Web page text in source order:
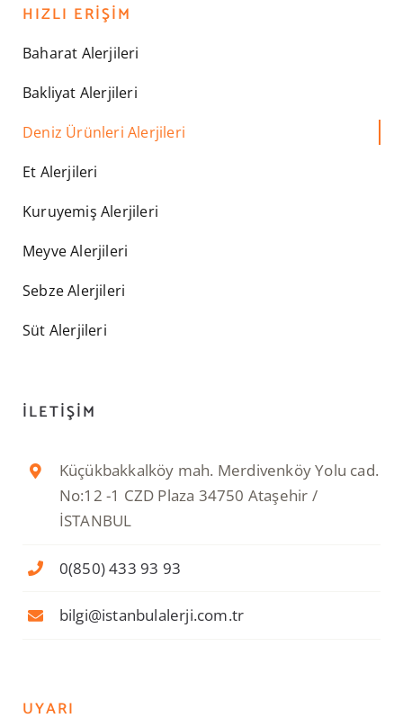
HIZLI ERIŞIM
Baharat Alerjileri
Bakliyat Alerjileri
Deniz Ürünleri Alerjileri
Et Alerjileri
Kuruyemiş Alerjileri
Meyve Alerjileri
Sebze Alerjileri
Süt Alerjileri
İLETIŞIM
Küçükbakkalköy mah. Merdivenköy Yolu cad.
No:12 -1 CZD Plaza 34750 Ataşehir /
İSTANBUL
0(850) 433 93 93
bilgi@istanbulalerji.com.tr
UYARI